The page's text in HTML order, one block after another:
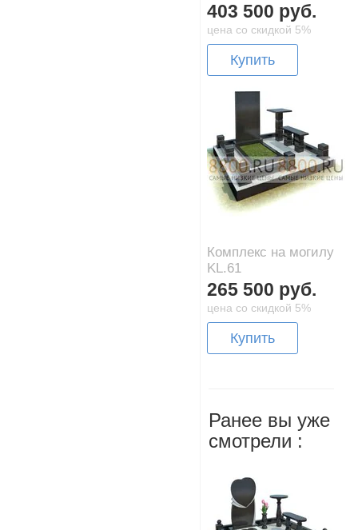
403 500 руб.
цена со скидкой 5%
Купить
Комплекс на могилу
KL.61
265 500 руб.
цена со скидкой 5%
Купить
Ранее вы уже
смотрели :